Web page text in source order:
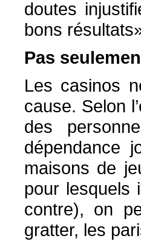
doutes
bons
Pas
Les casinos
cause. Selon
des
dépendance
maisons de
pour lesquels
contre), on
gratter, les